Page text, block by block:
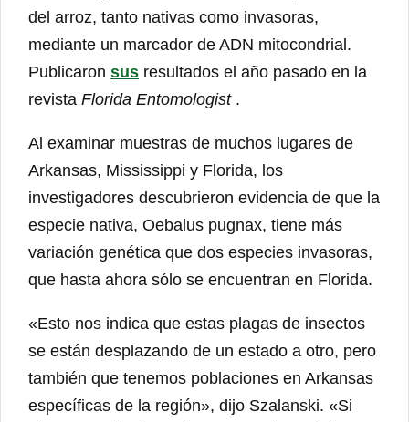
del arroz, tanto nativas como invasoras,
mediante un marcador de ADN mitocondrial.
Publicaron sus resultados el año pasado en la
revista Florida Entomologist.
Al examinar muestras de muchos lugares de
Arkansas, Mississippi y Florida, los
investigadores descubrieron evidencia de que la
especie nativa, Oebalus pugnax, tiene más
variación genética que dos especies invasoras,
que hasta ahora sólo se encuentran en Florida.
«Esto nos indica que estas plagas de insectos
se están desplazando de un estado a otro, pero
también que tenemos poblaciones en Arkansas
específicas de la región», dijo Szalanski. «Si